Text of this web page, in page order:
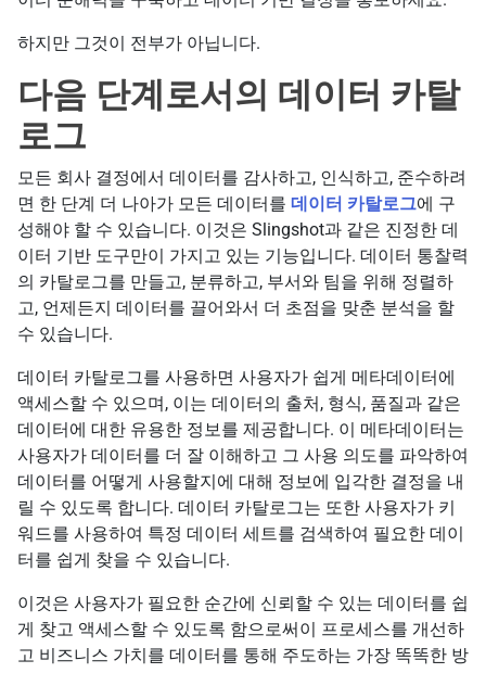
하지만 그것이 전부가 아닙니다.
다음 단계로서의 데이터 카탈
로그
모든 회사 결정에서 데이터를 감사하고, 인식하고, 준수하려
면 한 단계 더 나아가 모든 데이터를 데이터 카탈로그에 구
성해야 할 수 있습니다. 이것은 Slingshot과 같은 진정한 데
이터 기반 도구만이 가지고 있는 기능입니다. 데이터 통찰력
의 카탈로그를 만들고, 분류하고, 부서와 팀을 위해 정렬하
고, 언제든지 데이터를 끌어와서 더 초점을 맞춘 분석을 할
수 있습니다.
데이터 카탈로그를 사용하면 사용자가 쉽게 메타데이터에
액세스할 수 있으며, 이는 데이터의 출처, 형식, 품질과 같은
데이터에 대한 유용한 정보를 제공합니다. 이 메타데이터는
사용자가 데이터를 더 잘 이해하고 그 사용 의도를 파악하여
데이터를 어떻게 사용할지에 대해 정보에 입각한 결정을 내
릴 수 있도록 합니다. 데이터 카탈로그는 또한 사용자가 키
워드를 사용하여 특정 데이터 세트를 검색하여 필요한 데이
터를 쉽게 찾을 수 있습니다.
이것은 사용자가 필요한 순간에 신뢰할 수 있는 데이터를 쉽
게 찾고 액세스할 수 있도록 함으로써이 프로세스를 개선하
고 비즈니스 가치를 데이터를 통해 주도하는 가장 똑똑한 방